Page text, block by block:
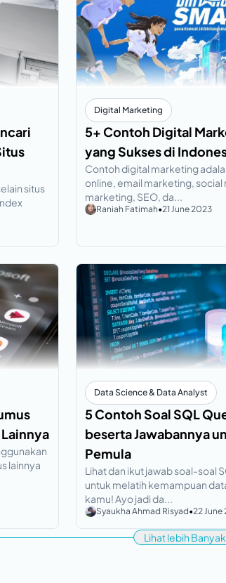
situs
Digital Marketing
5+ Contoh Digital
yang Sukses di
Contoh digital marketing
online, email marketing, social
marketing, SEO, da...
Raniah Fatimah•21 June 2023
lainnya
Data Science & Data Analyst
5 Contoh Soal SQL
beserta Jawabannya
Pemula
Lihat dan ikut jawab soal-soal
untuk melatih kemampuan
kamu! Ayo jadi da...
Syaukha Ahmad Risyad•22 June
Lihat lebih Banyak